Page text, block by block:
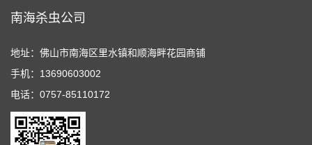
南海杀虫公司
地址：佛山市南海区里水镇和顺海畔花园商铺
手机：13690603002
电话：0757-85110172